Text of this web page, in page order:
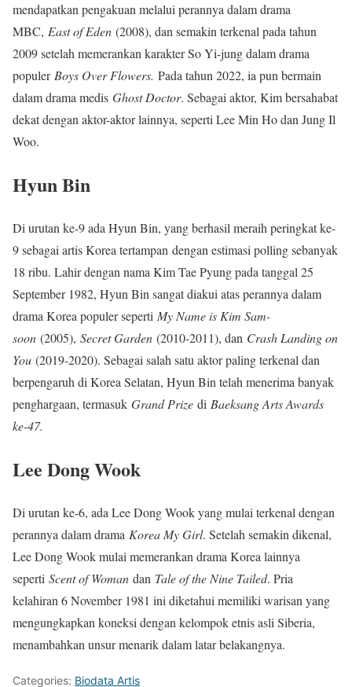
mendapatkan pengakuan melalui perannya dalam drama
MBC, East of Eden (2008), dan semakin terkenal pada tahun
2009 setelah memerankan karakter So Yi-jung dalam drama
populer Boys Over Flowers. Pada tahun 2022, ia pun bermain
dalam drama medis Ghost Doctor. Sebagai aktor, Kim bersahabat
dekat dengan aktor-aktor lainnya, seperti Lee Min Ho dan Jung Il
Woo.
Hyun Bin
Di urutan ke-9 ada Hyun Bin, yang berhasil meraih peringkat ke-
9 sebagai artis Korea tertampan dengan estimasi polling sebanyak
18 ribu. Lahir dengan nama Kim Tae Pyung pada tanggal 25
September 1982, Hyun Bin sangat diakui atas perannya dalam
drama Korea populer seperti My Name is Kim Sam-
soon (2005), Secret Garden (2010-2011), dan Crash Landing on
You (2019-2020). Sebagai salah satu aktor paling terkenal dan
berpengaruh di Korea Selatan, Hyun Bin telah menerima banyak
penghargaan, termasuk Grand Prize di Baeksang Arts Awards
ke-47.
Lee Dong Wook
Di urutan ke-6, ada Lee Dong Wook yang mulai terkenal dengan
perannya dalam drama Korea My Girl. Setelah semakin dikenal,
Lee Dong Wook mulai memerankan drama Korea lainnya
seperti Scent of Woman dan Tale of the Nine Tailed. Pria
kelahiran 6 November 1981 ini diketahui memiliki warisan yang
mengungkapkan koneksi dengan kelompok etnis asli Siberia,
menambahkan unsur menarik dalam latar belakangnya.
Categories: Biodata Artis